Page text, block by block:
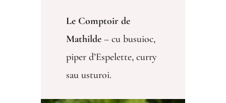
Le Comptoir de
Mathilde– cu busuioc,
piper d’Espelette, curry
sau usturoi.